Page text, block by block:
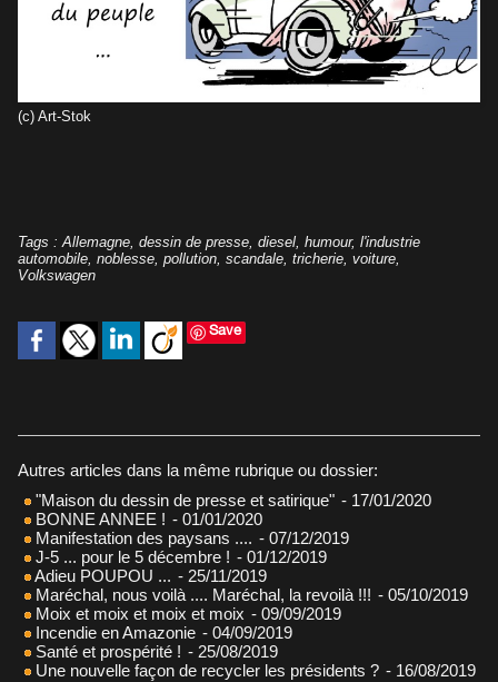
(c) Art-Stok
Tags :Allemagne, dessin de presse, diesel, humour, l'industrie
automobile, noblesse, pollution, scandale, tricherie, voiture,
Volkswagen
Save
Autres articles dans la même rubrique ou dossier:
"Maison du dessin de presse et satirique" - 17/01/2020
BONNE ANNEE ! - 01/01/2020
Manifestation des paysans .... - 07/12/2019
J-5 ... pour le 5 décembre ! - 01/12/2019
Adieu POUPOU ... - 25/11/2019
Maréchal, nous voilà .... Maréchal, la revoilà !!! - 05/10/2019
Moix et moix et moix et moix - 09/09/2019
Incendie en Amazonie - 04/09/2019
Santé et prospérité ! - 25/08/2019
Une nouvelle façon de recycler les présidents ? - 16/08/2019